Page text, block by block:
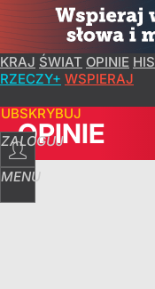
KRAJ ŚWIAT OPINIE
RZECZY+ WSPIERAJ
ZALOGUJ
MENU
OPINIE